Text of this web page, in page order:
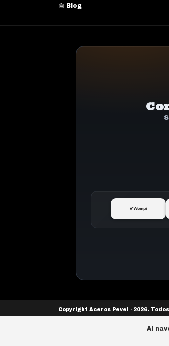
Al
📰 Blog
Copyright Aceros Pevel - 2026.